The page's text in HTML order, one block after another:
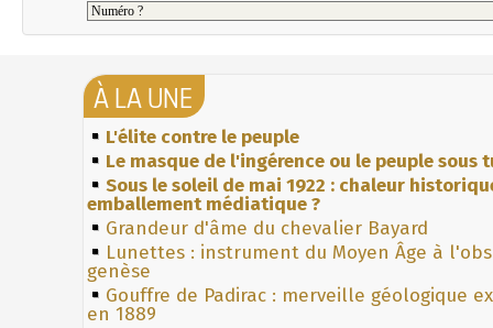
À LA UNE
L'élite contre le peuple
Le masque de l'ingérence ou le peuple sous
Sous le soleil de mai 1922 : chaleur
emballement médiatique ?
Grandeur d'âme du chevalier Bayard
Lunettes : instrument du Moyen Âge à
genèse
Gouffre de Padirac : merveille géologique
en 1889